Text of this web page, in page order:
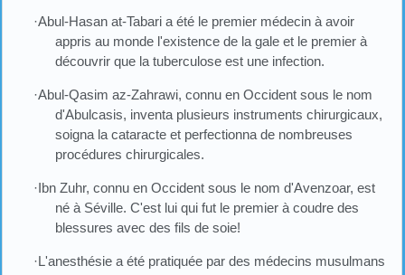
·Abul-Hasan at-Tabari a été le premier médecin à avoir
appris au monde l'existence de la gale et le premier à
découvrir que la tuberculose est une infection.
·Abul-Qasim az-Zahrawi, connu en Occident sous le nom
d'Abulcasis, inventa plusieurs instruments chirurgicaux,
soigna la cataracte et perfectionna de nombreuses
procédures chirurgicales.
·Ibn Zuhr, connu en Occident sous le nom d'Avenzoar, est
né à Séville. C'est lui qui fut le premier à coudre des
blessures avec des fils de soie!
·L'anesthésie a été pratiquée par des médecins musulmans